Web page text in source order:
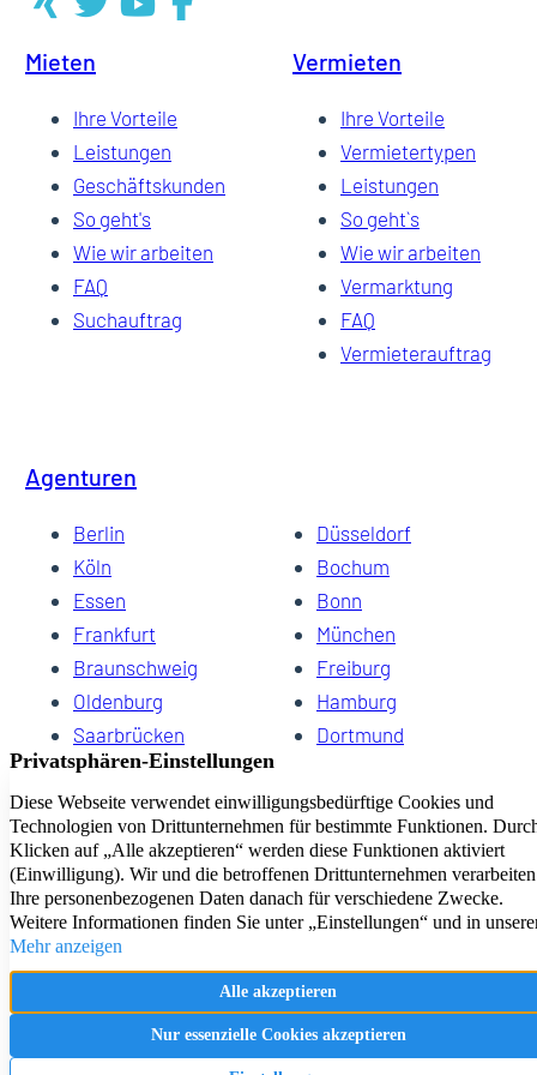
Mieten
Ihre Vorteile
Leistungen
Geschäftskunden
So geht's
Wie wir arbeiten
FAQ
Suchauftrag
Vermieten
Ihre Vorteile
Vermietertypen
Leistungen
So geht`s
Wie wir arbeiten
Vermarktung
FAQ
Vermieterauftrag
Agenturen
Berlin
Düsseldorf
Köln
Bochum
Essen
Bonn
Frankfurt
München
Braunschweig
Freiburg
Oldenburg
Hamburg
Saarbrücken
Dortmund
Hannover
Dresden
Kiel
Wuppertal
Bremen
HomeCompany eG Ihre Agenturen für Wohnen auf Zeit
Impressum Datenschutz Kontakt